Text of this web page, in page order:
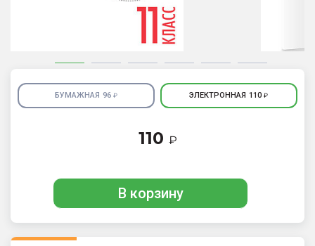
БУМАЖНАЯ 96 ₽ ЭЛЕКТРОННАЯ 110₽
110 ₽
В корзину